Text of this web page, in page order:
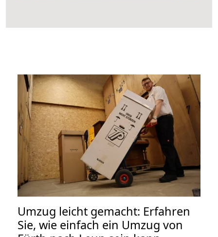
Umzug leicht gemacht: Erfahren
Sie, wie einfach ein Umzug von